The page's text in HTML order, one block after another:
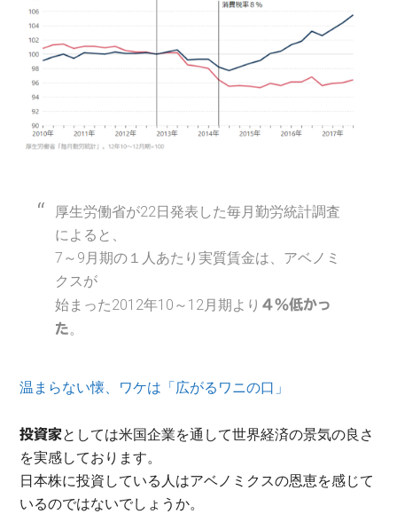
厚生労働省が22日発表した毎月勤労統計調査
によると、
7～9月期の１人あたり実質賃金は、アベノミ
クスが
始まった2012年10～12月期より ４％低かっ
た。
温まらない懐、ワケは「広がるワニの口」
投資家としては米国企業を通して世界経済の景気の良さ
を実感しております。
日本株に投資している人はアベノミクスの恩恵を感じて
いるのではないでしょうか。